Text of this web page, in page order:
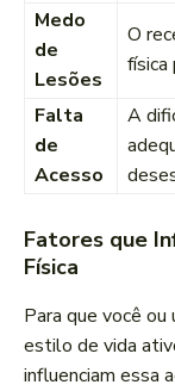
Medo
de
Lesões
O
física
Falta
de
Acesso
A
Fatores que
Física
Para que você
estilo de vida
influenciam essa